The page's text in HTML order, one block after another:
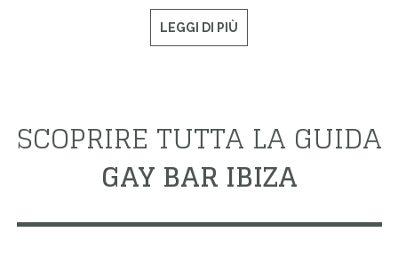
LEGGI DI PIÙ
SCOPRIRE TUTTA LA GUIDA
GAY BAR IBIZA